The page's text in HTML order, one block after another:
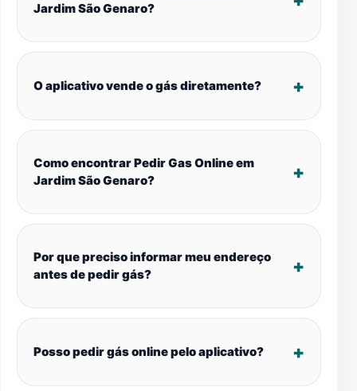
Jardim São Genaro?
O aplicativo vende o gás diretamente?
Como encontrar Pedir Gas Online em
Jardim São Genaro?
Por que preciso informar meu endereço
antes de pedir gás?
Posso pedir gás online pelo aplicativo?